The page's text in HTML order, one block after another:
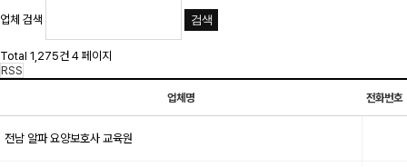
업체 검색
Total 1,275건 4 페이지
RSS
업체명
전화번호
전남 알파 요양보호사 교육원